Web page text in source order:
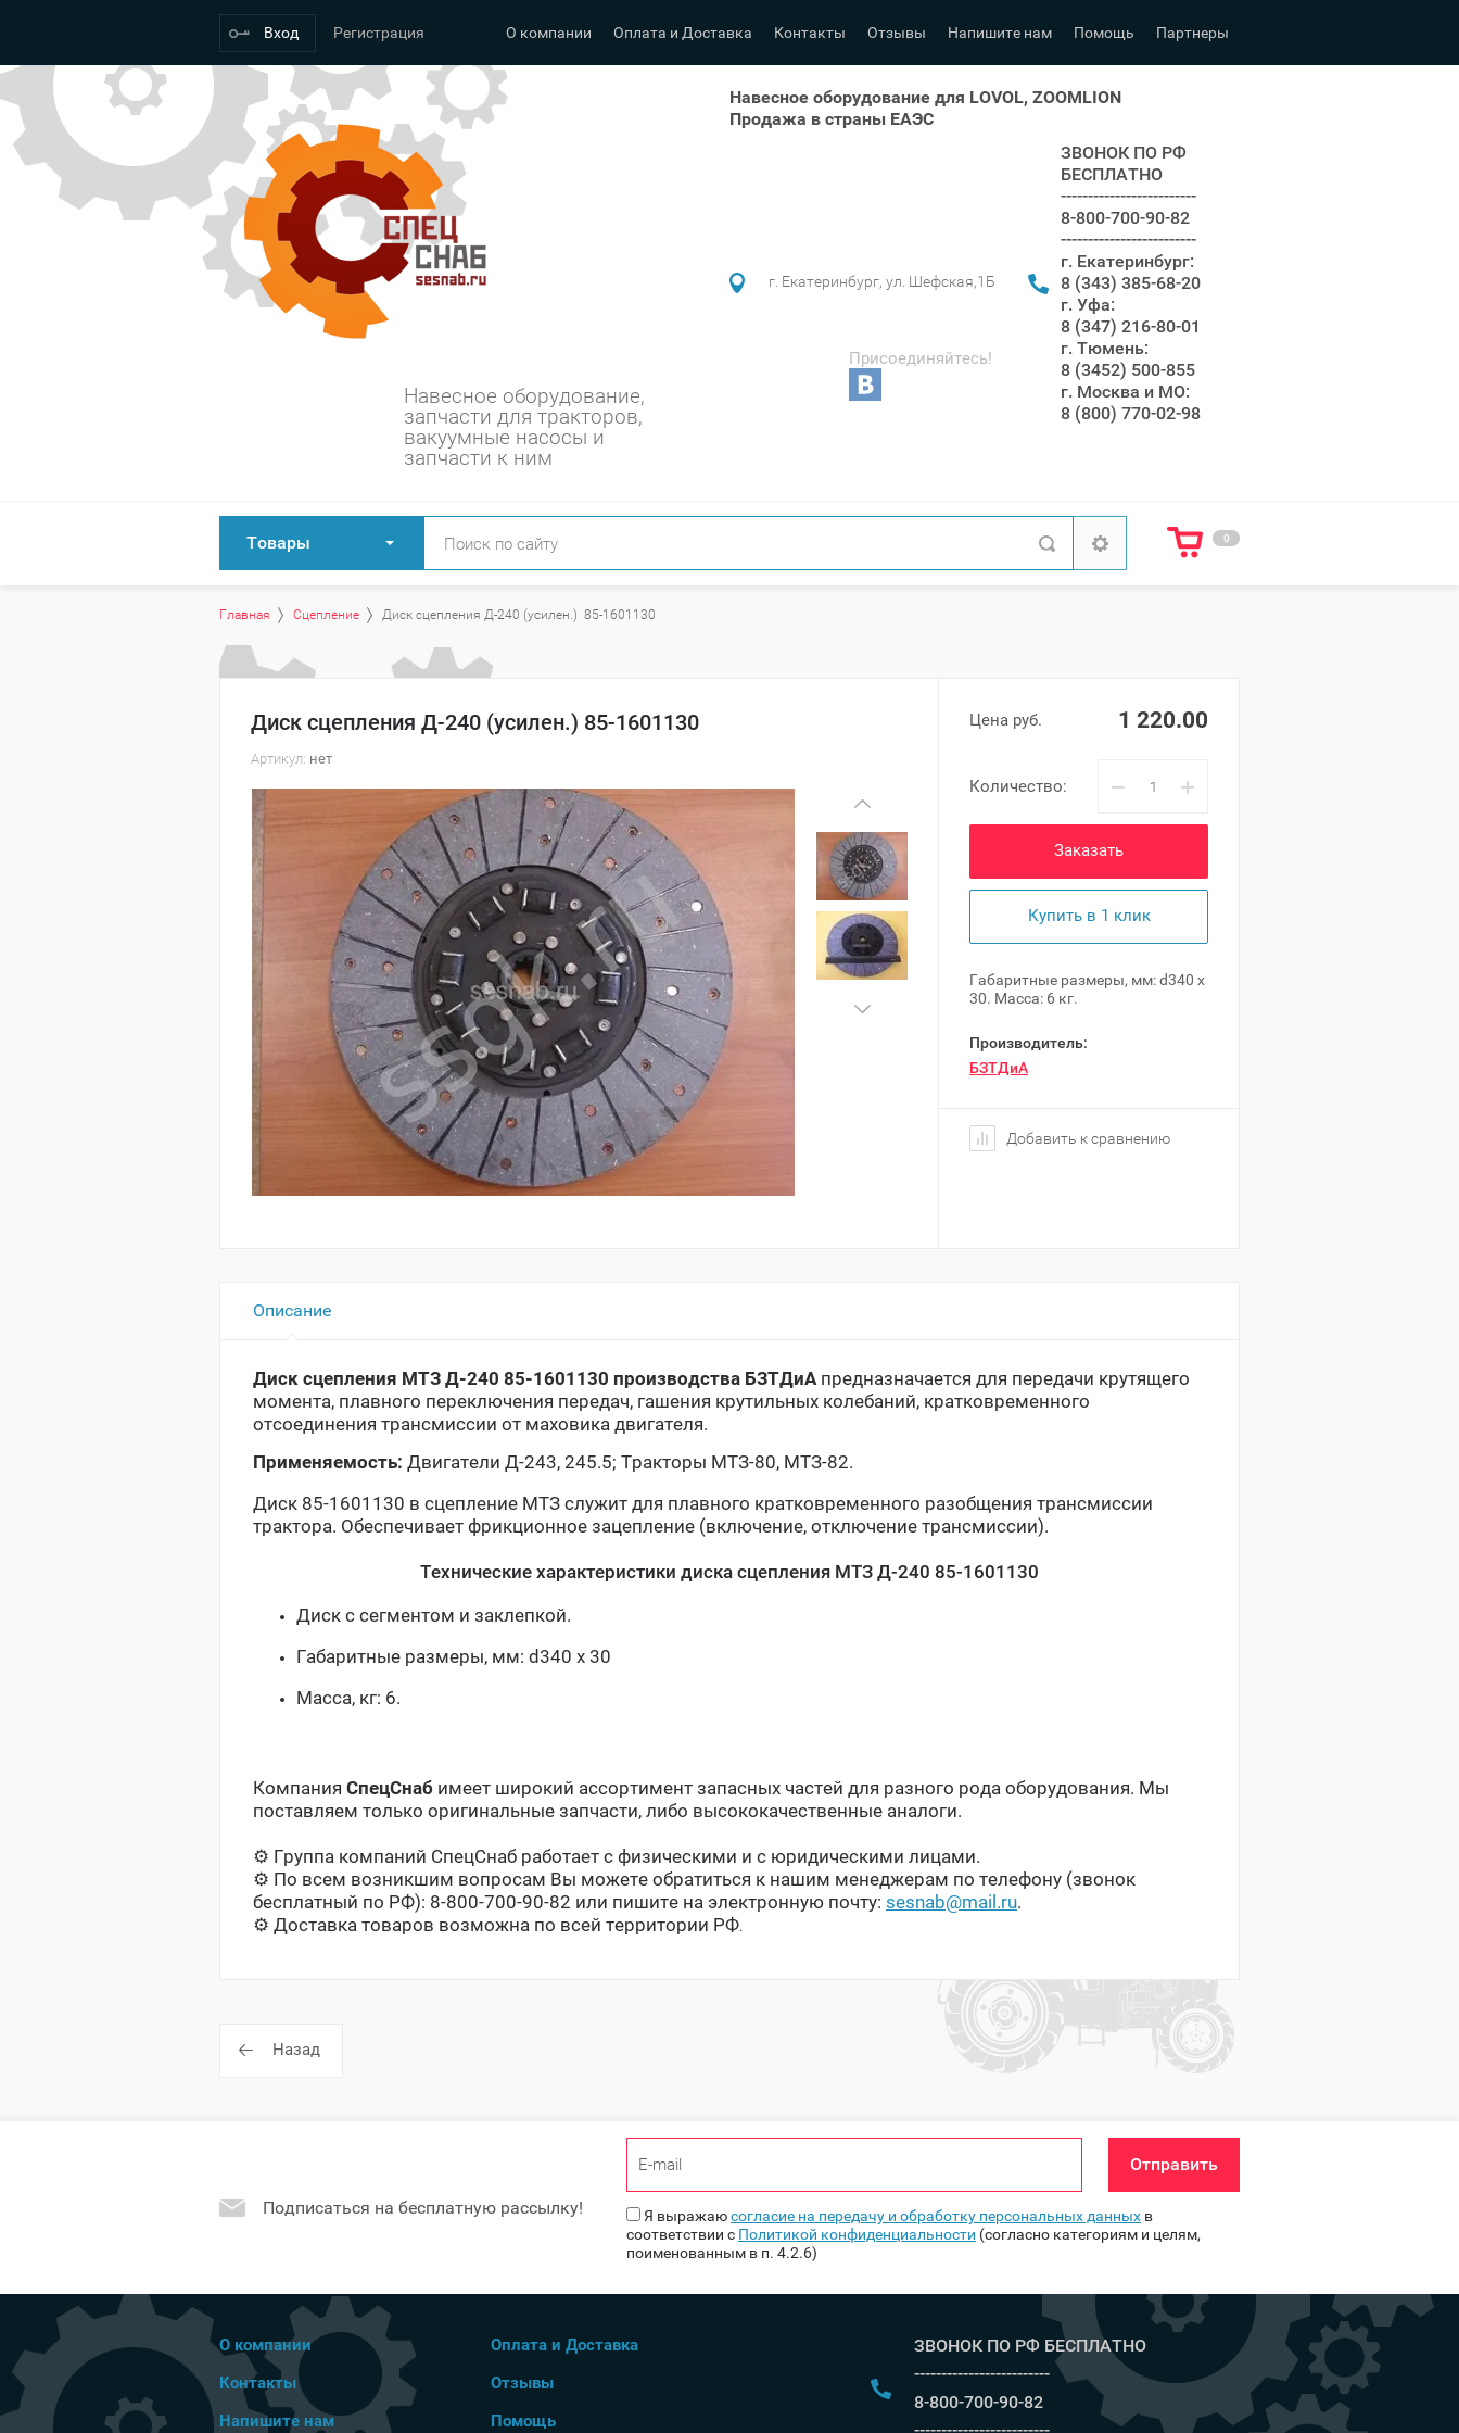
Вход Регистрация О компании Оплата и Доставка Контакты Отзывы Напишите нам Помощь Партнеры
Навесное оборудование для LOVOL, ZOOMLION
Продажа в страны ЕАЭС
Навесное оборудование,
запчасти для тракторов,
вакуумные насосы и ⠀⠀⠀
запчасти к ним
г. Екатеринбург, ул. Шефская,1Б
ЗВОНОК ПО РФ
БЕСПЛАТНО
-------------------------
8-800-700-90-82
-------------------------
г. Екатеринбург:
8 (343) 385-68-20
г. Уфа:
8 (347) 216-80-01
г. Тюмень:
8 (3452) 500-855
г. Москва и МО:
8 (800) 770-02-98
Присоединяйтесь!
Товары 0
Главная Сцепление Диск сцепления Д-240 (усилен.)  85-1601130
Диск сцепления Д-240 (усилен.) 85-1601130
Артикул: нет
Цена руб. 1 220.00
Количество: − +
Заказать
Купить в 1 клик
Габаритные размеры, мм: d340 х
30. Масса: 6 кг.
Производитель:
БЗТДиА
Добавить к сравнению
Описание
Диск сцепления МТЗ Д-240 85-1601130 производства БЗТДиАпредназначается для передачи крутящего
момента, плавного переключения передач, гашения крутильных колебаний, кратковременного
отсоединения трансмиссии от маховика двигателя.
Применяемость: Двигатели Д-243, 245.5; Тракторы МТЗ-80, МТЗ-82.
Диск 85-1601130 в сцепление МТЗ служит для плавного кратковременного разобщения трансмиссии
трактора. Обеспечивает фрикционное зацепление (включение, отключение трансмиссии).
Технические характеристики диска сцепления МТЗ Д-240 85-1601130
Диск с сегментом и заклепкой.
Габаритные размеры, мм: d340 х 30
Масса, кг: 6.
Компания СпецСнаб имеет широкий ассортимент запасных частей для разного рода оборудования. Мы
поставляем только оригинальные запчасти, либо высококачественные аналоги.
⚙️ Группа компаний СпецСнаб работает с физическими и с юридическими лицами.
⚙️ По всем возникшим вопросам Вы можете обратиться к нашим менеджерам по телефону (звонок
бесплатный по РФ): 8-800-700-90-82 или пишите на электронную почту: sesnab@mail.ru.
⚙️ ️ Доставка товаров возможна по всей территории РФ.
Назад
Подписаться на бесплатную рассылку! Я выражаюсогласие на передачу и обработку персональных данных в
соответствии с Политикой конфиденциальности (согласно категориям и целям,
поименованным в п. 4.2.6)
Отправить
О компании
Оплата и Доставка
Контакты
Отзывы
Напишите нам
Помощь
ЗВОНОК ПО РФ БЕСПЛАТНО
-------------------------
8-800-700-90-82